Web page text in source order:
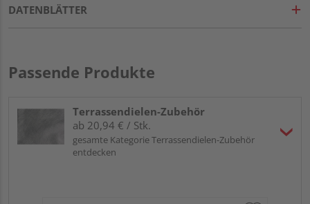
DATENBLÄTTER
Passende Produkte
Terrassendielen-Zubehör
ab 20,94 € / Stk.
gesamte Kategorie Terrassendielen-Zubehör
entdecken